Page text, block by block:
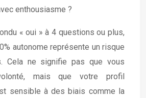
enthousiasme ?
« oui » à 4 questions ou plus,
autonome représente un risque
Cela ne signifie pas que vous
mais que votre profil
sensible à des biais comme la